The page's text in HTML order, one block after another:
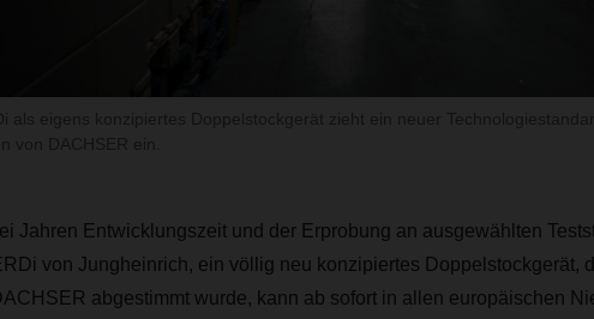
Jahren Entwicklungszeit und der Erprobung an ausgewählten
von Jungheinrich, ein völlig neu konzipiertes Doppelstockgerät,
abgestimmt wurde, kann ab sofort in allen europäischen